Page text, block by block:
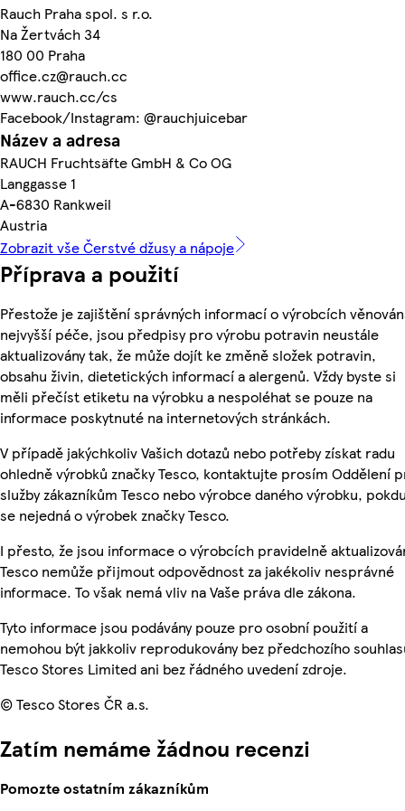
Rauch Praha spol. s r.o.
Na Žertvách 34
180 00 Praha
office.cz@rauch.cc
www.rauch.cc/cs
Facebook/Instagram: @rauchjuicebar
Název a adresa
RAUCH Fruchtsäfte GmbH & Co OG
Langgasse 1
A-6830 Rankweil
Austria
Zobrazit vše Čerstvé džusy a nápoje
Příprava a použití
Přestože je zajištění správných informací o výrobcích
nejvyšší péče, jsou předpisy pro výrobu potravin neustále
aktualizovány tak, že může dojít ke změně složek potravin,
obsahu živin, dietetických informací a alergenů. Vždy byste si
měli přečíst etiketu na výrobku a nespoléhat se pouze na
informace poskytnuté na internetových stránkách.
V případě jakýchkoliv Vašich dotazů nebo potřeby získat radu
ohledně výrobků značky Tesco, kontaktujte prosím Oddělení
služby zákazníkům Tesco nebo výrobce daného výrobku,
se nejedná o výrobek značky Tesco.
I přesto, že jsou informace o výrobcích pravidelně
Tesco nemůže přijmout odpovědnost za jakékoliv nesprávné
informace. To však nemá vliv na Vaše práva dle zákona.
Tyto informace jsou podávány pouze pro osobní použití a
nemohou být jakkoliv reprodukovány bez předchozího
Tesco Stores Limited ani bez řádného uvedení zdroje.
© Tesco Stores ČR a.s.
Zatím nemáme žádnou recenzi
Pomozte ostatním zákazníkům